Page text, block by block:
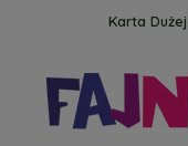
Karta